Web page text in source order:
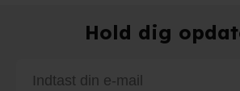
Hold dig